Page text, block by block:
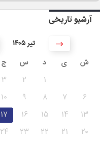
آرشیو تاریخی
۱۴۰۵ تیر
ش
ی د س چ
۱ ۲ ۳
۶
۷ ۸ ۹ ۱۰
۱۳
۱۴ ۱۵ ۱۶ ۱۷
۲۰
۲۱ ۲۲ ۲۳ ۲۴